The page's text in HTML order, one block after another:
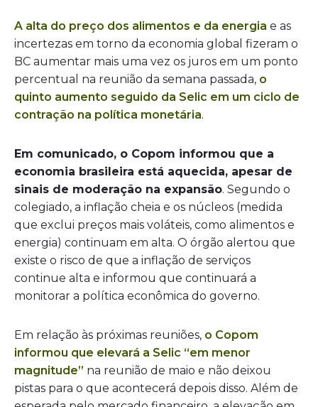
A alta do preço dos alimentos e da energia e as
incertezas em torno da economia global fizeram o
BC aumentar mais uma vez os juros em um ponto
percentual na reunião da semana passada, o
quinto aumento seguido da Selic em um ciclo de
contração na política monetária.
Em comunicado, o Copom informou que a
economia brasileira está aquecida, apesar de
sinais de moderação na expansão. Segundo o
colegiado, a inflação cheia e os núcleos (medida
que exclui preços mais voláteis, como alimentos e
energia) continuam em alta. O órgão alertou que
existe o risco de que a inflação de serviços
continue alta e informou que continuará a
monitorar a política econômica do governo.
Em relação às próximas reuniões, o Copom
informou que elevará a Selic “em menor
magnitude” na reunião de maio e não deixou
pistas para o que acontecerá depois disso. Além de